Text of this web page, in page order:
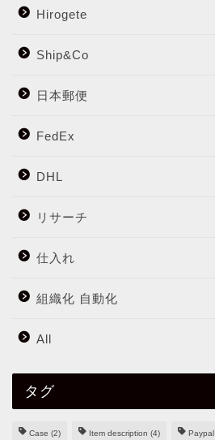
Hirogete
Ship&Co
日本郵便
FedEx
DHL
リサーチ
仕入れ
組織化 自動化
All
タグ
Case (2) Item description (4) Paypal